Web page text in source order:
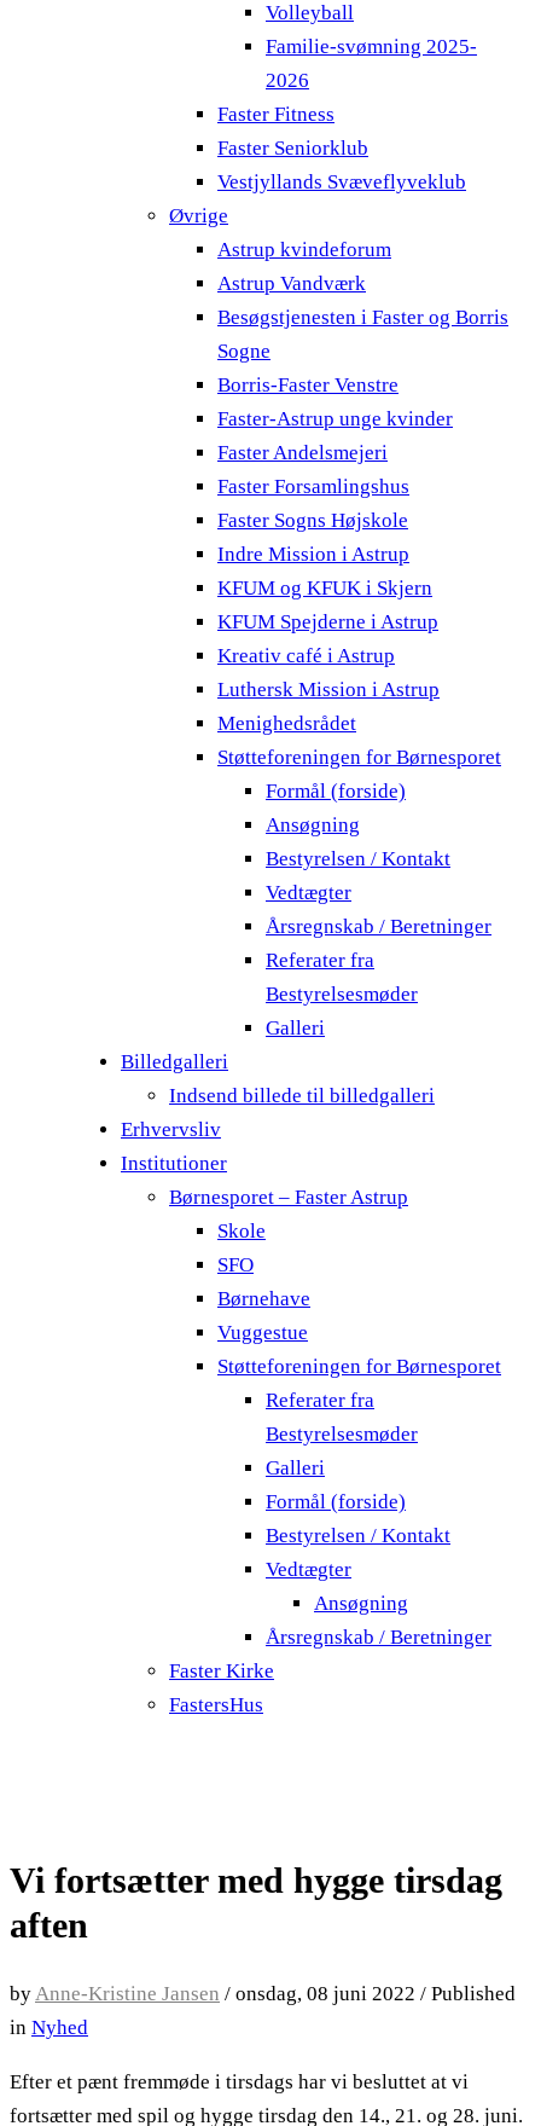
Volleyball
Familie-svømning 2025-
2026
Faster Fitness
Faster Seniorklub
Vestjyllands Svæveflyveklub
Øvrige
Astrup kvindeforum
Astrup Vandværk
Besøgstjenesten i Faster og Borris
Sogne
Borris-Faster Venstre
Faster-Astrup unge kvinder
Faster Andelsmejeri
Faster Forsamlingshus
Faster Sogns Højskole
Indre Mission i Astrup
KFUM og KFUK i Skjern
KFUM Spejderne i Astrup
Kreativ café i Astrup
Luthersk Mission i Astrup
Menighedsrådet
Støtteforeningen for Børnesporet
Formål (forside)
Ansøgning
Bestyrelsen / Kontakt
Vedtægter
Årsregnskab / Beretninger
Referater fra
Bestyrelsesmøder
Galleri
Billedgalleri
Indsend billede til billedgalleri
Erhvervsliv
Institutioner
Børnesporet – Faster Astrup
Skole
SFO
Børnehave
Vuggestue
Støtteforeningen for Børnesporet
Referater fra
Bestyrelsesmøder
Galleri
Formål (forside)
Bestyrelsen / Kontakt
Vedtægter
Ansøgning
Årsregnskab / Beretninger
Faster Kirke
FastersHus
Vi fortsætter med hygge tirsdag
aften
by Anne-Kristine Jansen / onsdag, 08 juni 2022 / Published
in Nyhed
Efter et pænt fremmøde i tirsdags har vi besluttet at vi
fortsætter med spil og hygge tirsdag den 14., 21. og 28. juni.